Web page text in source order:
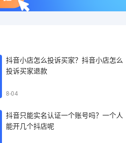
抖音小店怎么投诉买家？抖音小店怎么
投诉买家退款
8-04
抖音只能实名认证一个账号吗？一个人
能开几个抖店呢